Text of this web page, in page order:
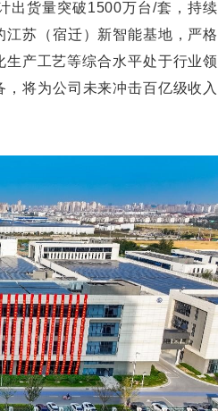
出货量突破1500万台/套，持续
苏（宿迁）新智能基地，严格
产工艺等综合水平处于行业领
将为公司未来冲击百亿级收入